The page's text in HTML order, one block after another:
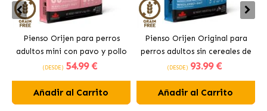
Pienso Orijen para perros
adultos mini con pavo y pollo
(DESDE) 54.99 €
Añadir al Carrito
Pienso Orijen Original para
perros adultos sin cereales de
pollo
(DESDE) 93.99 €
Añadir al Carrito